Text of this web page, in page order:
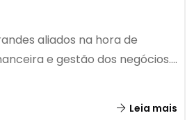
aliados na hora de
e gestão dos negócios....
Leia mais